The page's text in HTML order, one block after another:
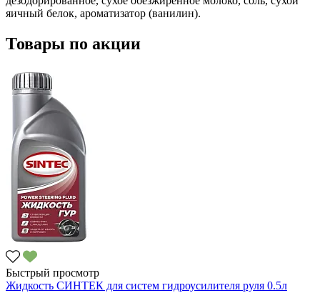
яичный белок, ароматизатор (ванилин).
Товары по акции
Быстрый просмотр
Жидкость СИНТЕК для систем гидроусилителя руля 0.5л